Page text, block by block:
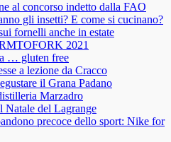
al concorso indetto dalla FAO
gli insetti? E come si cucinano?
fornelli anche in estate
2021
… gluten free
a lezione da Cracco
il Grana Padano
Marzadro
Natale del Lagrange
precoce dello sport: Nike for